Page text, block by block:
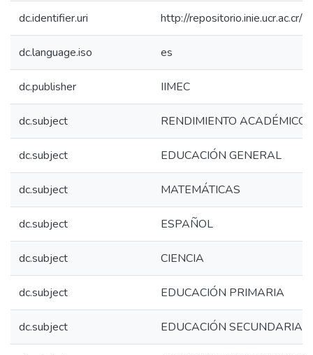
dc.identifier.uri http://
dc.language.iso es
dc.publisher IIMEC
dc.subject RENDIMIENTO ACADÉMICO
dc.subject EDUCACIÓN GENERAL
dc.subject MATEMÁTICAS
dc.subject ESPAÑOL
dc.subject CIENCIA
dc.subject EDUCACIÓN PRIMARIA
dc.subject EDUCACIÓN SECUNDARIA